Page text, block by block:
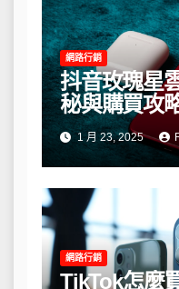
網路行銷
抖音玫瑰星
秘與購買攻
1 月 23, 2025
網路行銷
TikTok怎麼